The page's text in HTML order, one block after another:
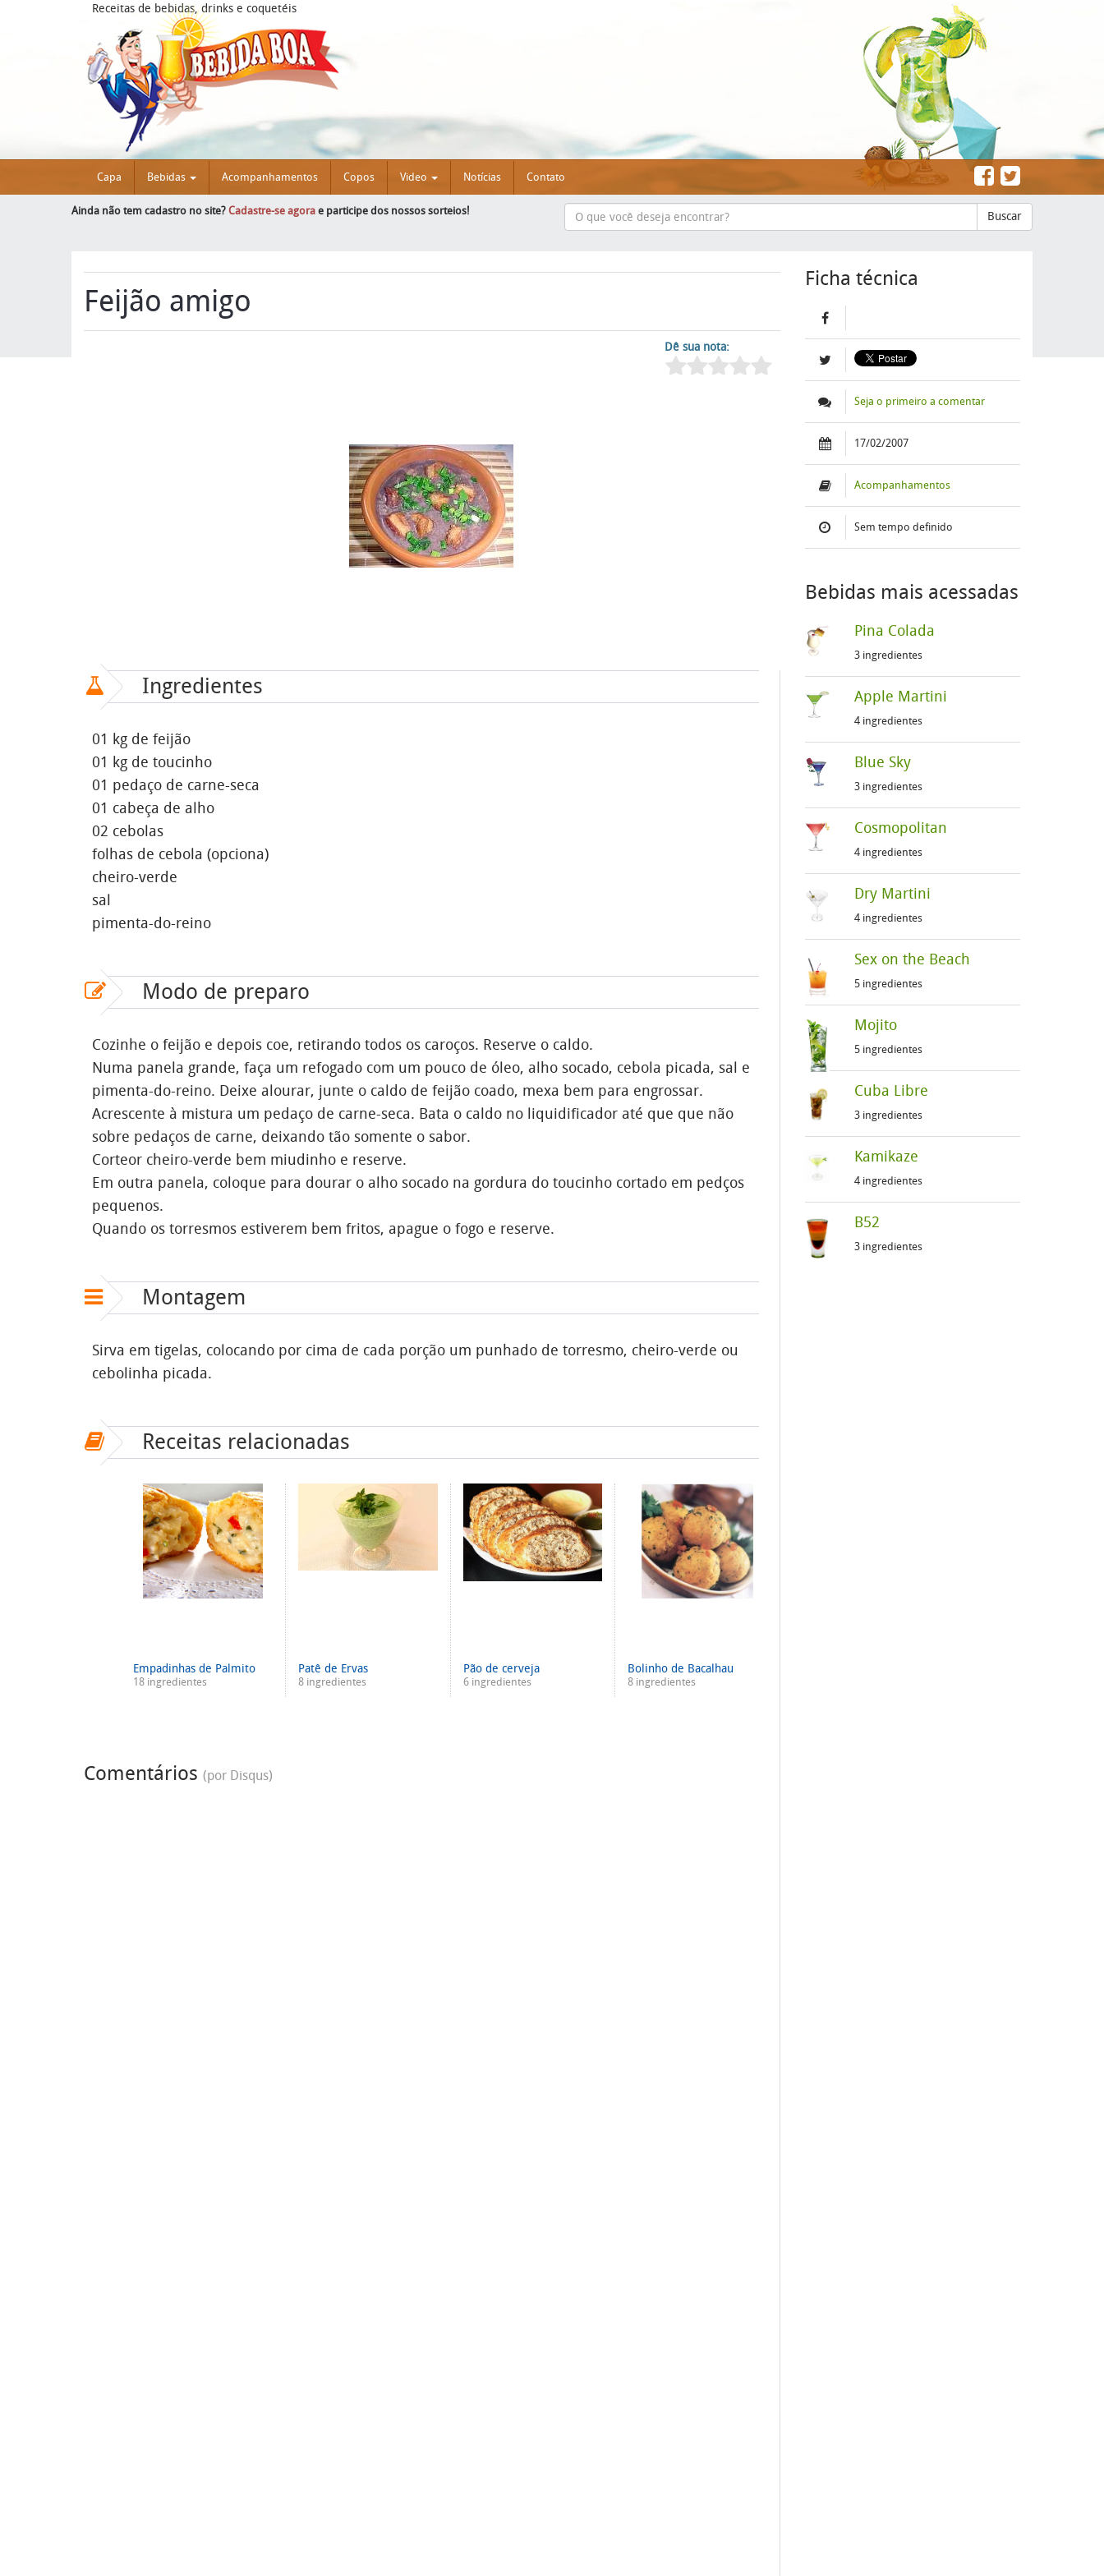
Receitas de bebidas, drinks e coquetéis
Capa Bebidas Acompanhamentos Copos Video Notícias Contato
Ainda não tem cadastro no site? Cadastre-se agora e participe dos nossos sorteios! Buscar
Feijão amigo
Dê sua nota:
Ingredientes
01 kg de feijão
01 kg de toucinho
01 pedaço de carne-seca
01 cabeça de alho
02 cebolas
folhas de cebola (opciona)
cheiro-verde
sal
pimenta-do-reino
Modo de preparo
Cozinhe o feijão e depois coe, retirando todos os caroços. Reserve o caldo.
Numa panela grande, faça um refogado com um pouco de óleo, alho socado, cebola picada, sal e
pimenta-do-reino. Deixe alourar, junte o caldo de feijão coado, mexa bem para engrossar.
Acrescente à mistura um pedaço de carne-seca. Bata o caldo no liquidificador até que que não
sobre pedaços de carne, deixando tão somente o sabor.
Corteor cheiro-verde bem miudinho e reserve.
Em outra panela, coloque para dourar o alho socado na gordura do toucinho cortado em pedços
pequenos.
Quando os torresmos estiverem bem fritos, apague o fogo e reserve.
Montagem
Sirva em tigelas, colocando por cima de cada porção um punhado de torresmo, cheiro-verde ou
cebolinha picada.
Receitas relacionadas
Empadinhas de Palmito
18 ingredientes
Patê de Ervas
8 ingredientes
Pão de cerveja
6 ingredientes
Bolinho de Bacalhau
8 ingredientes
Comentários (por Disqus)
Ficha técnica
Seja o primeiro a comentar
17/02/2007
Acompanhamentos
Sem tempo definido
Bebidas mais acessadas
Pina Colada
3 ingredientes
Apple Martini
4 ingredientes
Blue Sky
3 ingredientes
Cosmopolitan
4 ingredientes
Dry Martini
4 ingredientes
Sex on the Beach
5 ingredientes
Mojito
5 ingredientes
Cuba Libre
3 ingredientes
Kamikaze
4 ingredientes
B52
3 ingredientes